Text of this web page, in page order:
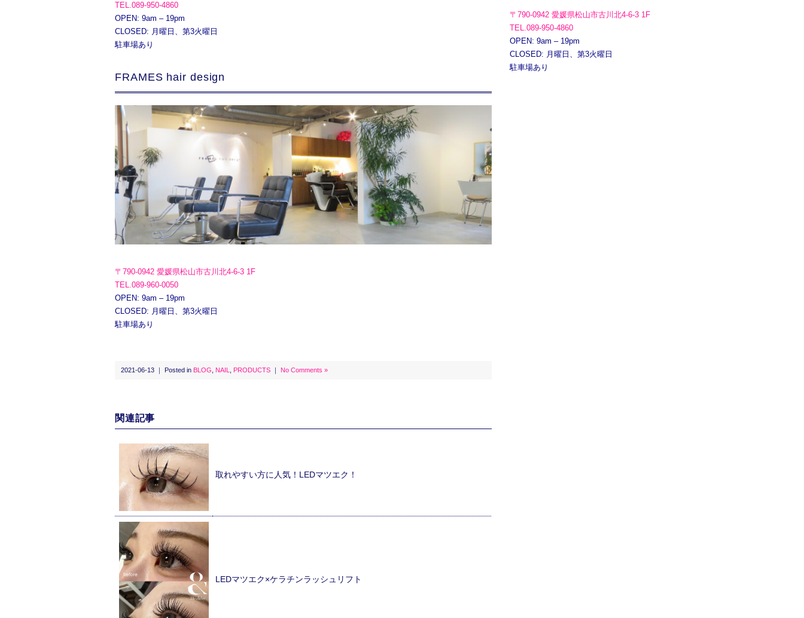
TEL.089-950-4860
OPEN: 9am – 19pm
CLOSED: 月曜日、第3火曜日
駐車場あり
FRAMES hair design
〒790-0942 愛媛県松山市古川北4-6-3 1F
TEL.089-960-0050
OPEN: 9am – 19pm
CLOSED: 月曜日、第3火曜日
駐車場あり
2021-06-13 ｜ Posted in BLOG NAIL PRODUCTS ｜ No Comments »
関連記事
取れやすい方に人気！LEDマツエク！
LEDマツエク×ケラチンラッシュリフト
〒790-0942 愛媛県松山市古川北4-6-3 1F
TEL.089-950-4860
OPEN: 9am – 19pm
CLOSED: 月曜日、第3火曜日
駐車場あり